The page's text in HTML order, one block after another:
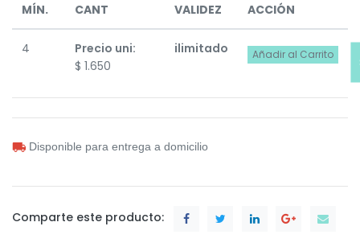
MÍN.
CANT
VALIDEZ ACCIÓN
4
Precio uni:
$ 1.650
ilimitado Añadir al Carrito
Disponible para entrega a domicilio
Comparte este producto: